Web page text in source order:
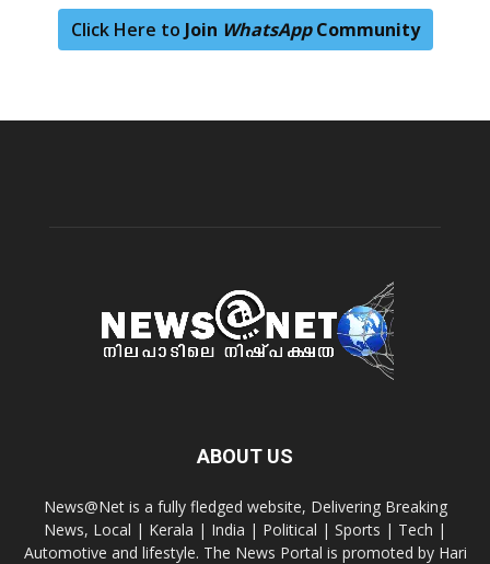
Click Here to Join WhatsAppCommunity
ABOUT US
News@Net is a fully fledged website, Delivering Breaking
News, Local | Kerala | India | Political | Sports | Tech |
Automotive and lifestyle. The News Portal is promoted by Hari